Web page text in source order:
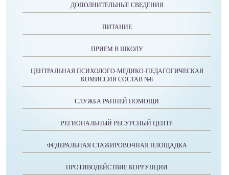
ДОПОЛНИТЕЛЬНЫЕ СВЕДЕНИЯ
ПИТАНИЕ
ПРИЕМ В ШКОЛУ
ЦЕНТРАЛЬНАЯ ПСИХОЛОГО-МЕДИКО-ПЕДАГОГИЧЕСКАЯ
КОМИССИЯ СОСТАВ №8
СЛУЖБА РАННЕЙ ПОМОЩИ
РЕГИОНАЛЬНЫЙ РЕСУРСНЫЙ ЦЕНТР
ФЕДЕРАЛЬНАЯ СТАЖИРОВОЧНАЯ ПЛОЩАДКА
ПРОТИВОДЕЙСТВИЕ КОРРУПЦИИ